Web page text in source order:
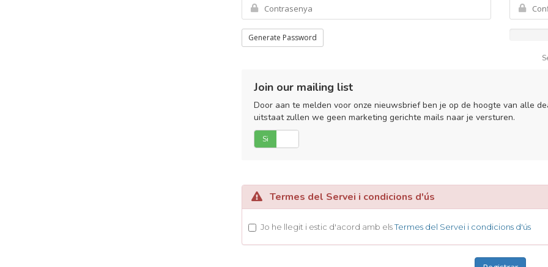
Generate Password
Join our mailing list
Door aan te melden voor onze nieuwsbrief ben je op de hoogte van alle
uitstaat zullen we geen marketing gerichte mails naar je versturen.
Si
Termes del Servei i condicions d'ús
Jo he llegit i estic d'acord amb elsTermes del Servei i condicions d'ús